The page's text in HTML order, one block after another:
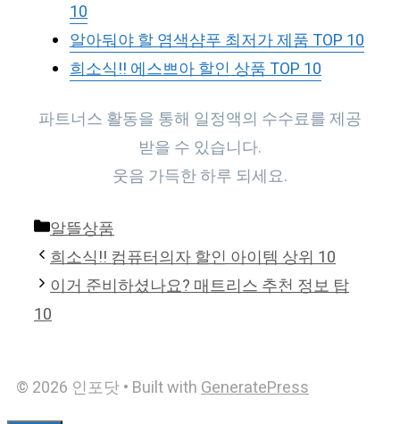
10
알아둬야 할 염색샴푸 최저가 제품 TOP 10
희소식!! 에스쁘아 할인 상품 TOP 10
파트너스 활동을 통해 일정액의 수수료를 제공
받을 수 있습니다.
웃음 가득한 하루 되세요.
Categories
알뜰상품
희소식!! 컴퓨터의자 할인 아이템 상위 10
이거 준비하셨나요? 매트리스 추천 정보 탑
10
© 2026 인포닷• Built withGeneratePress